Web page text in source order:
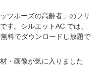
ツポーズの高齢者」のフリ
す。シルエットAC では、
料でダウンロードし放題で
・画像が気に入りました